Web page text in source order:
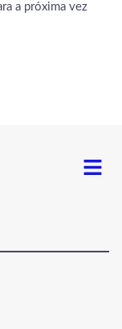
a próxima vez
Menu